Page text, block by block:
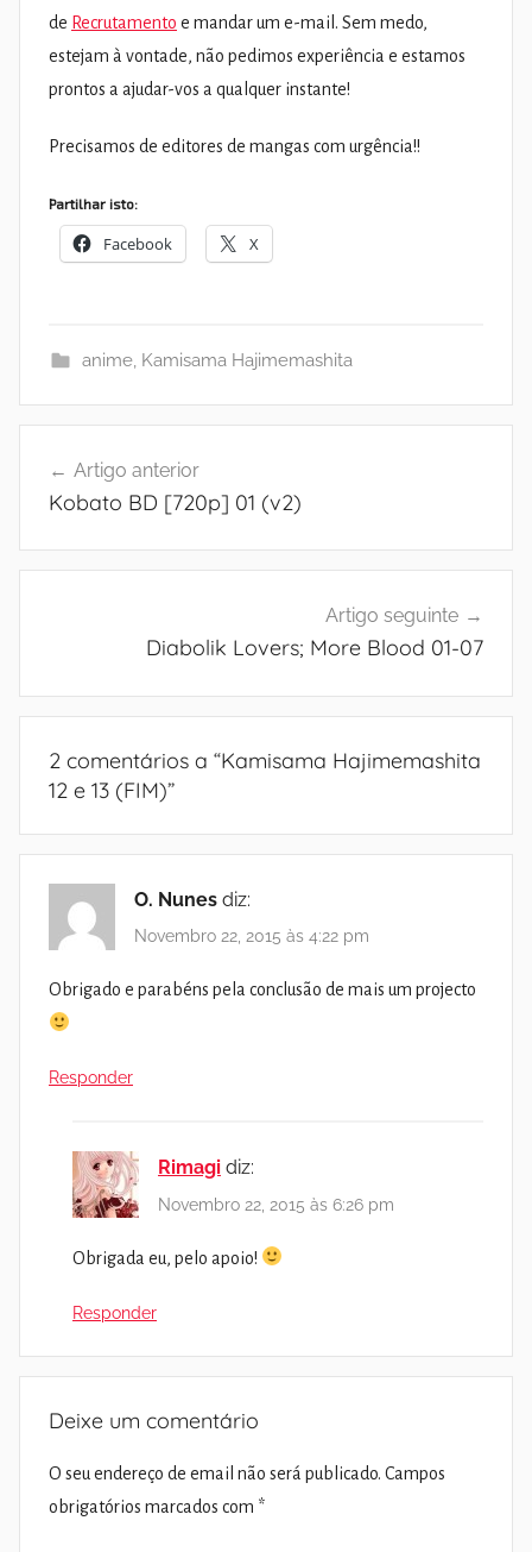
de Recrutamento e mandar um e-mail. Sem medo,
estejam à vontade, não pedimos experiência e estamos
prontos a ajudar-vos a qualquer instante!
Precisamos de editores de mangas com urgência!!
Partilhar isto:
Facebook X
anime, Kamisama Hajimemashita
de
Artigo anterior
Kobato BD [720p] 01 (v2)
Artigo seguinte
Diabolik Lovers; More Blood 01-07
2 comentários a “Kamisama Hajimemashita
12 e 13 (FIM)”
O. Nunes diz:
Novembro 22, 2015 às 4:22 pm
Obrigado e parabéns pela conclusão de mais um projecto
Responder
Rimagi diz:
Novembro 22, 2015 às 6:26 pm
Obrigada eu, pelo apoio!
Responder
Deixe um comentário
O seu endereço de email não será publicado. Campos
obrigatórios marcados com *